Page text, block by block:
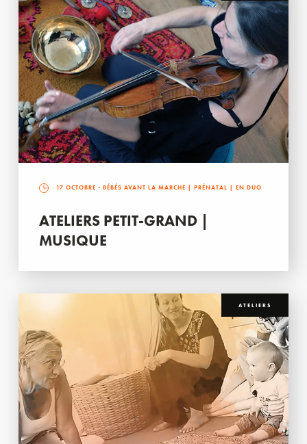
17 OCTOBRE - BÉBÉS AVANT LA MARCHE | PRÉNATAL | EN DUO
ATELIERS PETIT-GRAND |
MUSIQUE
ATELIERS